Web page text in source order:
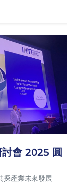
會 2025 圓
探產業未來發展